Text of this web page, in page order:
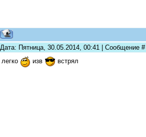
Дата: Пятница, 30.05.2014, 00:41 | Сообщение #
легко изв встрял